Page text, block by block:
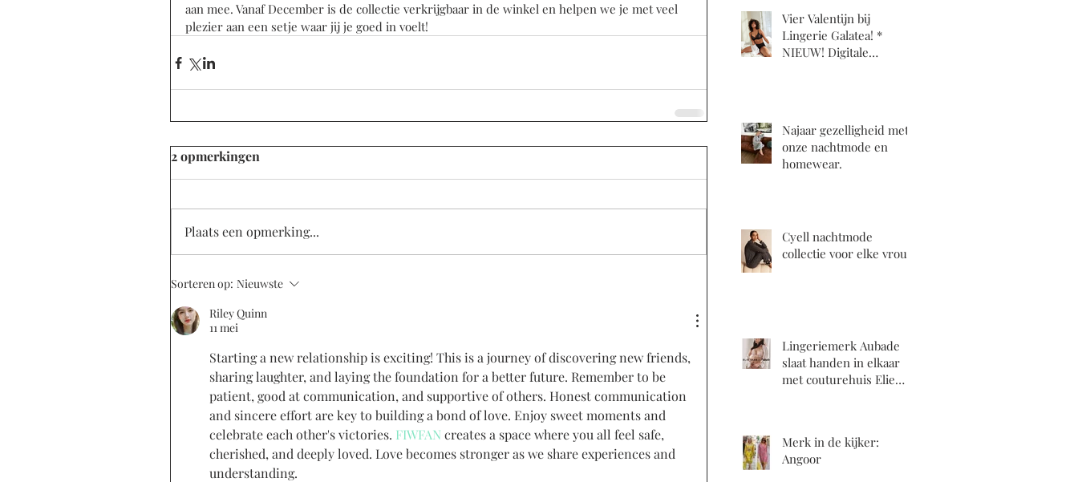
aan mee. Vanaf December is de collectie verkrijgbaar in de winkel en helpen we je met veel
plezier aan een setje waar jij je goed in voelt!
2 opmerkingen
Plaats een opmerking...
Sorteren op: Nieuwste
Riley Quinn
11 mei
Starting a new relationship is exciting! This is a journey of discovering new friends,
sharing laughter, and laying the foundation for a better future. Remember to be
patient, good at communication, and supportive of others. Honest communication
and sincere effort are key to building a bond of love. Enjoy sweet moments and
celebrate each other's victories. FIWFAN creates a space where you all feel safe,
cherished, and deeply loved. Love becomes stronger as we share experiences and
understanding.
Vier Valentijn bij
Lingerie Galatea! *
NIEUW! Digitale
Najaar gezelligheid met
onze nachtmode en
homewear.
Cyell nachtmode
collectie voor elke vrouw
Lingeriemerk Aubade
slaat handen in elkaar
met couturehuis Elie
Merk in de kijker:
Angoor